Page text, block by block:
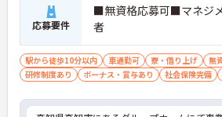
応募要件
■無資格応募可■マネジ
者
駅から徒歩10分以内 車通勤可 寮・借り上げ 無
研修制度あり
ボーナス・賞与あり 社会保険完備